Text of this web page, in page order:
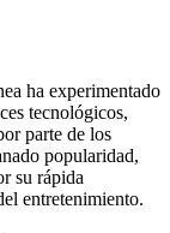
ha experimentado
tecnológicos,
parte de los
popularidad,
su rápida
entretenimiento.